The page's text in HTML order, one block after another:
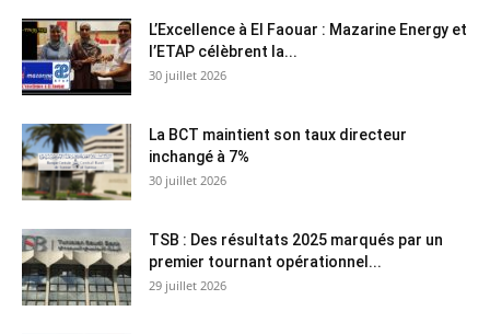
L’Excellence à El Faouar : Mazarine Energy et
l’ETAP célèbrent la...
30 juillet 2026
La BCT maintient son taux directeur
inchangé à 7%
30 juillet 2026
TSB : Des résultats 2025 marqués par un
premier tournant opérationnel...
29 juillet 2026